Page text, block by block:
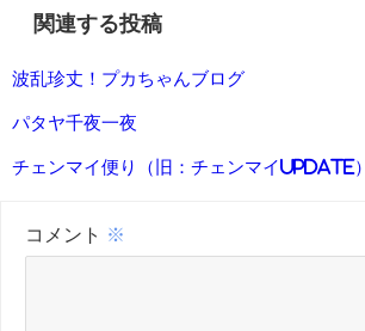
関連する投稿
波乱珍丈！プカちゃんブログ
パタヤ千夜一夜
チェンマイ便り（旧：チェンマイUpdate）
コメント ※